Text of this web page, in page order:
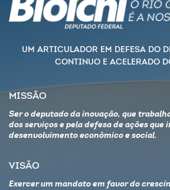
UM ARTICULADOR EM DEFESA DO
CONTINUO E ACELERADO
MISSÃO
Ser o deputado da inovação, que
dos serviços e pela defesa de ações que
desenvolvimento econômico e social.
VISÃO
Exercer um mandato em favor do